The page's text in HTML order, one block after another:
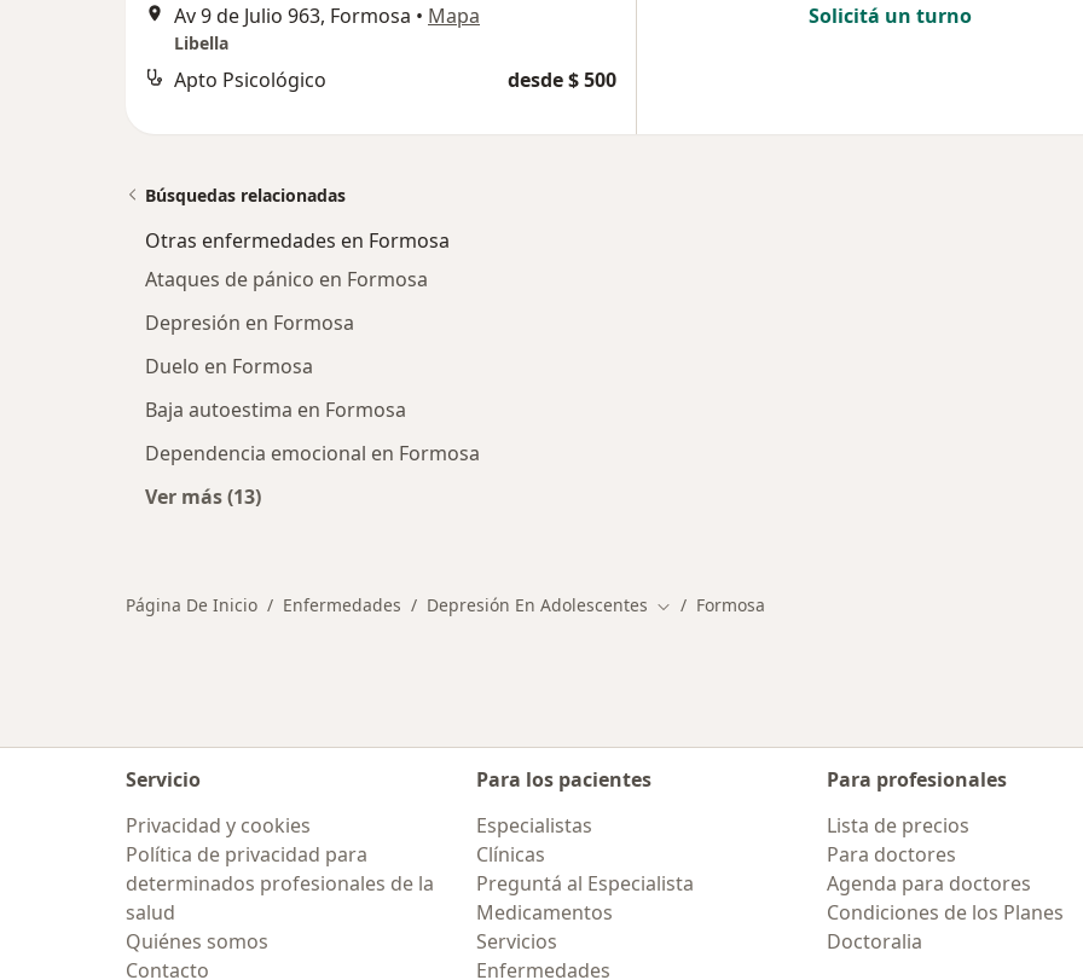
Av 9 de Julio 963, Formosa • Mapa
Libella
Apto Psicológico desde $ 500
Solicitá un turno
Búsquedas relacionadas
Otras enfermedades en Formosa
Ataques de pánico en Formosa
Depresión en Formosa
Duelo en Formosa
Baja autoestima en Formosa
Dependencia emocional en Formosa
Ver más (13)
Página De Inicio Enfermedades Depresión En Adolescentes Cambiar de ciudad
Formosa
Servicio
Privacidad y cookies
Política de privacidad para
determinados profesionales de la
salud
Quiénes somos
Contacto
Para los pacientes
Especialistas
Clínicas
Preguntá al Especialista
Medicamentos
Servicios
Enfermedades
Para profesionales
Lista de precios
Para doctores
Agenda para doctores
Condiciones de los Planes
Doctoralia